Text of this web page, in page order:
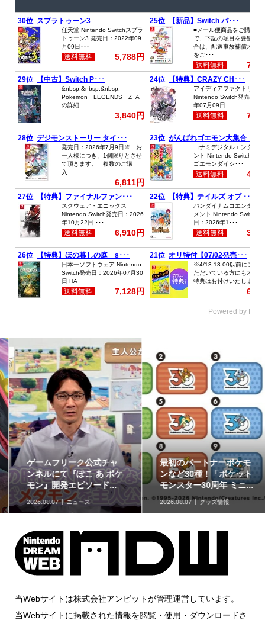
ゲームフリーク公式チャ
ンネルにて『ぽこ あ ポケ
モン』開発エピソード...
2026.08.07 ニュース
最初のパートナーポケモ
ンなど30種！「ポケット
モンスター30周年 ミニ...
2026.08.07 グッズ情報
当Webサイトは株式会社アンビットが管理運営しています。
当Webサイトに掲載された情報を閲覧・使用・ダウンロードさ